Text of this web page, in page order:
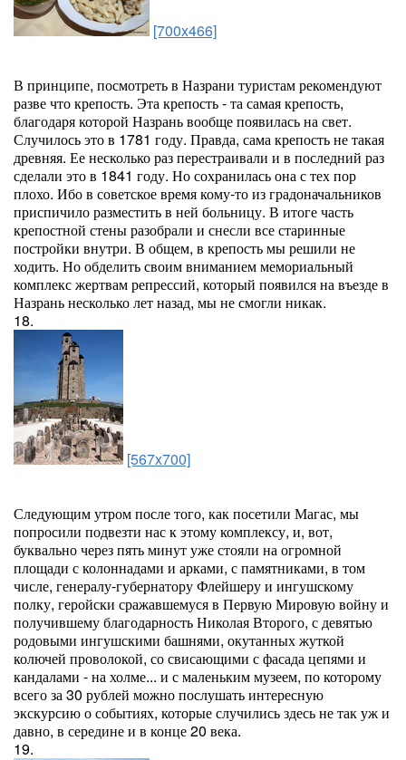
[700x466]
В принципе, посмотреть в Назрани туристам рекомендуют
разве что крепость. Эта крепость - та самая крепость,
благодаря которой Назрань вообще появилась на свет.
Случилось это в 1781 году. Правда, сама крепость не такая
древняя. Ее несколько раз перестраивали и в последний раз
сделали это в 1841 году. Но сохранилась она с тех пор
плохо. Ибо в советское время кому-то из градоначальников
приспичило разместить в ней больницу. В итоге часть
крепостной стены разобрали и снесли все старинные
постройки внутри. В общем, в крепость мы решили не
ходить. Но обделить своим вниманием мемориальный
комплекс жертвам репрессий, который появился на въезде в
Назрань несколько лет назад, мы не смогли никак.
18.
[567x700]
Следующим утром после того, как посетили Магас, мы
попросили подвезти нас к этому комплексу, и, вот,
буквально через пять минут уже стояли на огромной
площади с колоннадами и арками, с памятниками, в том
числе, генералу-губернатору Флейшеру и ингушскому
полку, геройски сражавшемуся в Первую Мировую войну и
получившему благодарность Николая Второго, с девятью
родовыми ингушскими башнями, окутанных жуткой
колючей проволокой, со свисающими с фасада цепями и
кандалами - на холме... и с маленьким музеем, по которому
всего за 30 рублей можно послушать интересную
экскурсию о событиях, которые случились здесь не так уж и
давно, в середине и в конце 20 века.
19.